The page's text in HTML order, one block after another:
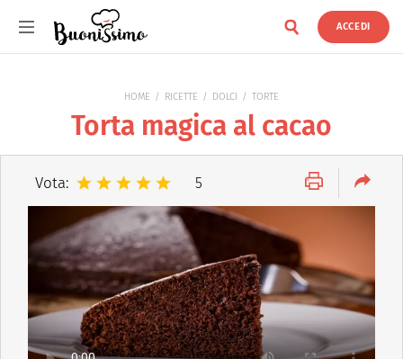
ACCEDI
HOME RICETTE DOLCI TORTE
Torta magica al cacao
Vota: 5